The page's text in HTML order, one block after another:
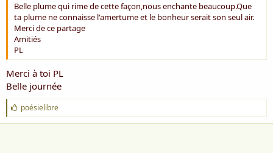
Belle plume qui rime de cette façon,nous enchante beaucoup.Que
ta plume ne connaisse l'amertume et le bonheur serait son seul air.
Merci de ce partage
Amitiés
PL
Merci à toi PL
Belle journée
J
'
a
poésielibre